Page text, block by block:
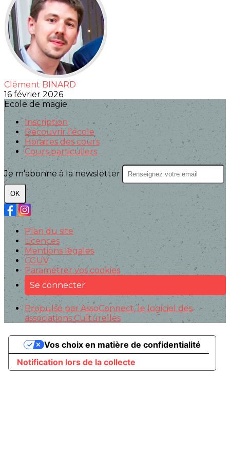
Clément BINARD
16 février 2026
Ecole de magie
Inscription
Découvrir l'école
Horaires des cours
Cours particuliers
Je m'abonne à la newsletter
OK
Plan du site
Licences
Mentions légales
CGUV
Paramétrer vos cookies
Se connecter
Propulsé par AssoConnect, le logiciel des
associations Culturelles
Notification lors de la collecte
Vos choix en matière de confidentialité